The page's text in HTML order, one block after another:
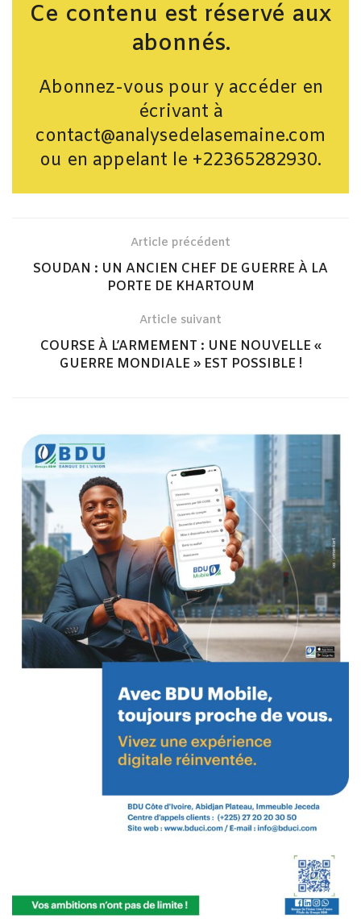
Ce contenu est réservé aux
abonnés.
Abonnez-vous pour y accéder en
écrivant à
contact@analysedelasemaine.com
ou en appelant le +22365282930.
Article précédent
SOUDAN : UN ANCIEN CHEF DE GUERRE À LA
PORTE DE KHARTOUM
Article suivant
COURSE À L’ARMEMENT : UNE NOUVELLE «
GUERRE MONDIALE » EST POSSIBLE !